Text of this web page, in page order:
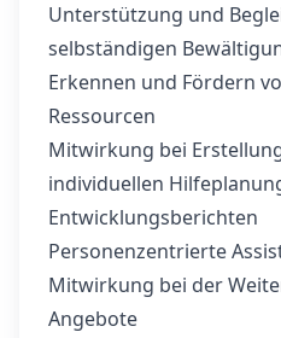
Unterstützung und
selbständigen
Erkennen und Fördern
Ressourcen
Mitwirkung bei
individuellen
Entwicklungsberichten
Personenzentrierte
Mitwirkung bei der
Angebote